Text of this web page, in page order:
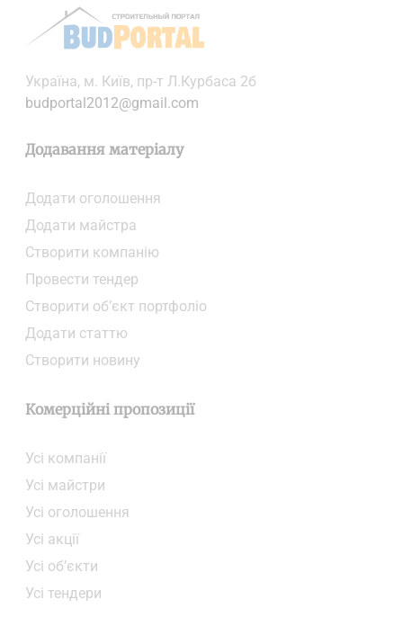
Українa, м. Київ, пр-т Л.Курбаса 2б
budportal2012@gmail.com
Додавання матеріалу
Додати oголошення
Додати майстра
Створити компанiю
Провести тендер
Створити об’єкт портфоліо
Додати статтю
Створити новину
Комерційні пропозиції
Усі компанії
Усі майстри
Усі оголошення
Усі акції
Усі об’єкти
Усі тендери